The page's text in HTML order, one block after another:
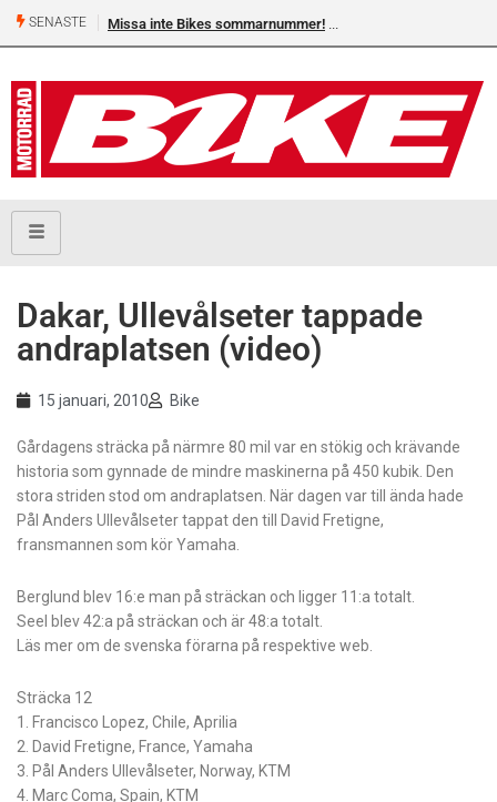
SENASTE Missa inte Bikes sommarnummer!
Dakar, Ullevålseter tappade
andraplatsen (video)
15 januari, 2010 Bike
Gårdagens sträcka på närmre 80 mil var en stökig och krävande
historia som gynnade de mindre maskinerna på 450 kubik. Den
stora striden stod om andraplatsen. När dagen var till ända hade
Pål Anders Ullevålseter tappat den till David Fretigne,
fransmannen som kör Yamaha.
Berglund blev 16:e man på sträckan och ligger 11:a totalt.
Seel blev 42:a på sträckan och är 48:a totalt.
Läs mer om de svenska förarna på respektive web.
Sträcka 12
1. Francisco Lopez, Chile, Aprilia
2. David Fretigne, France, Yamaha
3. Pål Anders Ullevålseter, Norway, KTM
4. Marc Coma, Spain, KTM